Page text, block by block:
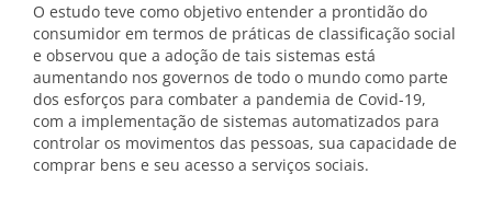
O estudo teve como objetivo entender a prontidão do
consumidor em termos de práticas de classificação social
e observou que a adoção de tais sistemas está
aumentando nos governos de todo o mundo como parte
dos esforços para combater a pandemia de Covid-19,
com a implementação de sistemas automatizados para
controlar os movimentos das pessoas, sua capacidade de
comprar bens e seu acesso a serviços sociais.